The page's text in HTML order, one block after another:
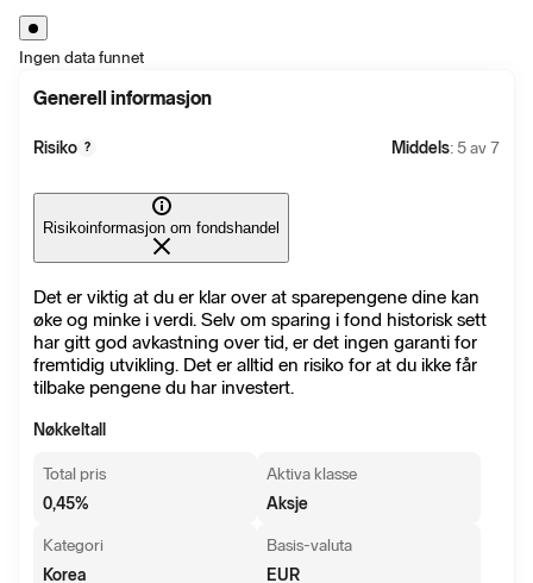
Ingen data funnet
Generell informasjon
Risiko ? Middels: 5 av 7
Risikoinformasjon om fondshandel
Det er viktig at du er klar over at sparepengene dine kan
øke og minke i verdi. Selv om sparing i fond historisk sett
har gitt god avkastning over tid, er det ingen garanti for
fremtidig utvikling. Det er alltid en risiko for at du ikke får
tilbake pengene du har investert.
Nøkkeltall
Total pris
0,45%
Aktiva klasse
Aksje
Kategori
Korea
Basis-valuta
EUR